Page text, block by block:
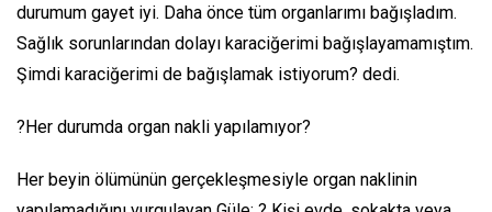
durumum gayet iyi. Daha önce tüm organlarımı bağışladım.
Sağlık sorunlarından dolayı karaciğerimi bağışlayamamıştım.
Şimdi karaciğerimi de bağışlamak istiyorum? dedi.
?Her durumda organ nakli yapılamıyor?
Her beyin ölümünün gerçekleşmesiyle organ naklinin